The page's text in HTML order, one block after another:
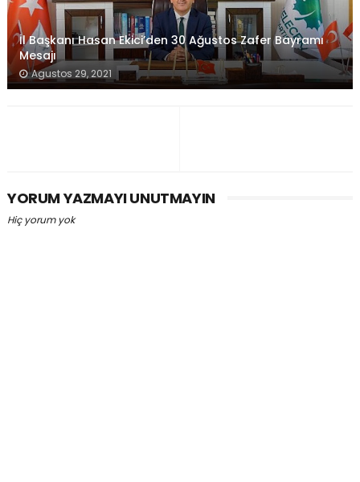
İl Başkanı Hasan Ekici’den 30 Ağustos Zafer Bayramı
Mesajı
Agustos 29, 2021
YORUM YAZMAYI UNUTMAYIN
Hiç yorum yok